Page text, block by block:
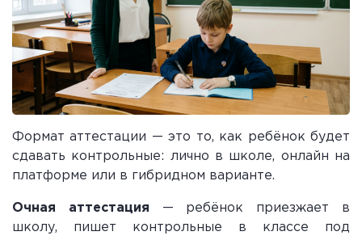
Формат аттестации — это то, как ребёнок будет
сдавать контрольные: лично в школе, онлайн на
платформе или в гибридном варианте.
Очная аттестация — ребёнок приезжает в
школу, пишет контрольные в классе под